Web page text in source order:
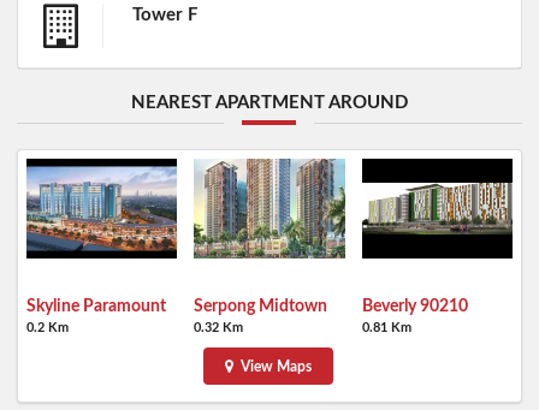
Tower F
NEAREST APARTMENT AROUND
Skyline Paramount
0.2 Km
Serpong Midtown
0.32 Km
Beverly 90210
0.81 Km
View Maps